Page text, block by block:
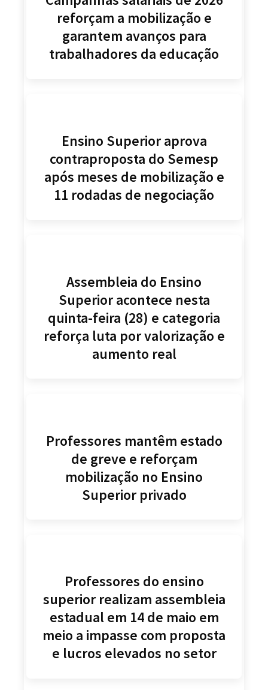
reforçam a mobilização e
garantem avanços para
trabalhadores da educação
Ensino Superior aprova
contraproposta do Semesp
após meses de mobilização e
11 rodadas de negociação
Assembleia do Ensino
Superior acontece nesta
quinta-feira (28) e categoria
reforça luta por valorização e
aumento real
Professores mantêm estado
de greve e reforçam
mobilização no Ensino
Superior privado
Professores do ensino
superior realizam assembleia
estadual em 14 de maio em
meio a impasse com proposta
e lucros elevados no setor